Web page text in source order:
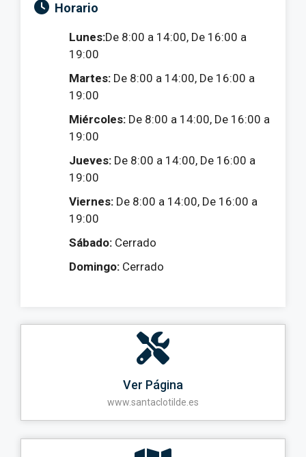
Horario
Lunes:De 8:00 a 14:00, De 16:00 a
19:00
Martes: De 8:00 a 14:00, De 16:00 a
19:00
Miércoles: De 8:00 a 14:00, De 16:00 a
19:00
Jueves: De 8:00 a 14:00, De 16:00 a
19:00
Viernes: De 8:00 a 14:00, De 16:00 a
19:00
Sábado: Cerrado
Domingo: Cerrado
Ver Página
www.santaclotilde.es